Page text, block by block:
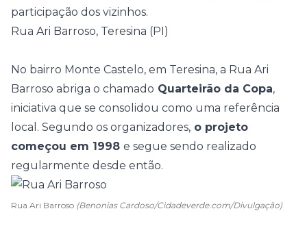
participação dos vizinhos.
Rua Ari Barroso, Teresina (PI)
No bairro Monte Castelo, em Teresina, a Rua Ari
Barroso abriga o chamado Quarteirão da Copa,
iniciativa que se consolidou como uma referência
local. Segundo os organizadores, o projeto
começou em 1998 e segue sendo realizado
regularmente desde então.
Rua Ari Barroso (Benonias Cardoso/Cidadeverde.com/Divulgação)